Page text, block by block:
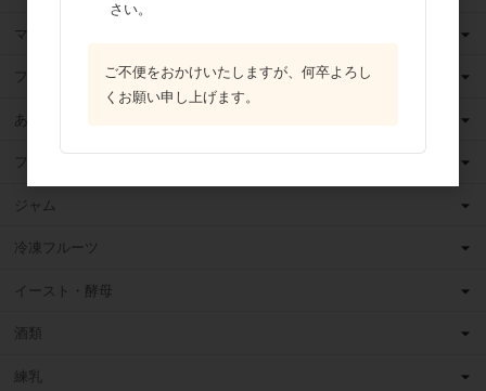
マーガリン
フィリング
あんこ
フルーツ（果物）缶詰
ジャム
冷凍フルーツ
イースト・酵母
酒類
練乳
さい。
ご不便をおかけいたしますが、何卒よろし
くお願い申し上げます。